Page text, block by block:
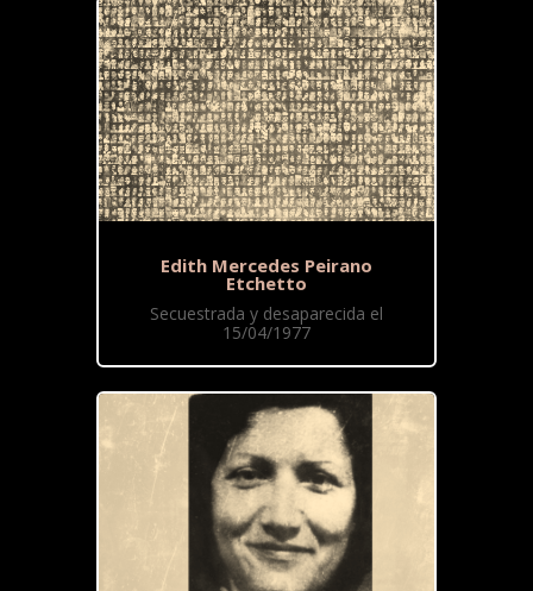
Edith Mercedes Peirano
Etchetto
Secuestrada y desaparecida el
15/04/1977